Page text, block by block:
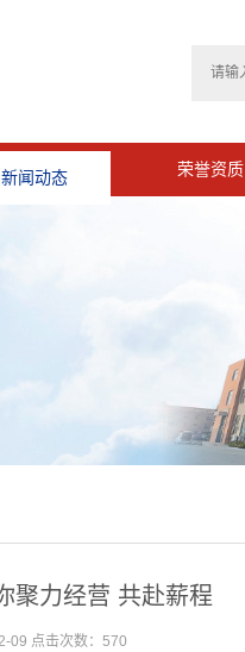
新闻动态 荣誉资质
聚力经营 共赴薪程
09 点击次数：570